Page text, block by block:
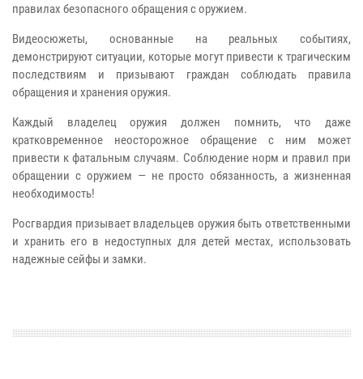
правилах безопасного обращения с оружием.
Видеосюжеты, основанные на реальных событиях,
демонстрируют ситуации, которые могут привести к трагическим
последствиям и призывают граждан соблюдать правила
обращения и хранения оружия.
Каждый владелец оружия должен помнить, что даже
кратковременное неосторожное обращение с ним может
привести к фатальным случаям. Соблюдение норм и правил при
обращении с оружием — не просто обязанность, а жизненная
необходимость!
Росгвардия призывает владельцев оружия быть ответственными
и хранить его в недоступных для детей местах, использовать
надежные сейфы и замки.